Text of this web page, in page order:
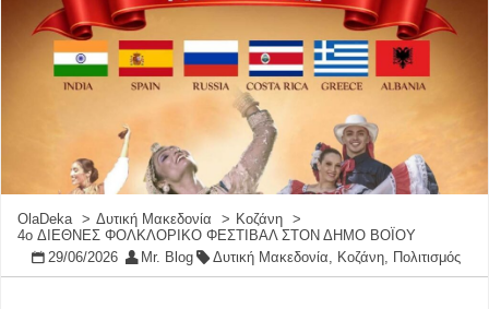
OlaDeka Δυτική Μακεδονία
Κοζάνη
4o ΔΙΕΘΝΕΣ ΦΟΛΚΛΟΡΙΚΟ ΦΕΣΤΙΒΑΛ ΣΤΟΝ ΔΗΜΟ ΒΟΪΟΥ
29/06/2026
Mr. Blog Δυτική Μακεδονία Κοζάνη Πολιτισμός